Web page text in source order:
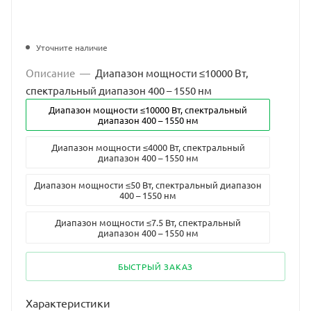
Уточните наличие
Описание — Диапазон мощности ≤10000 Вт,
спектральный диапазон 400 – 1550 нм
Диапазон мощности ≤10000 Вт, спектральный
диапазон 400 – 1550 нм
Диапазон мощности ≤4000 Вт, спектральный
диапазон 400 – 1550 нм
Диапазон мощности ≤50 Вт, спектральный диапазон
400 – 1550 нм
Диапазон мощности ≤7.5 Вт, спектральный
диапазон 400 – 1550 нм
БЫСТРЫЙ ЗАКАЗ
Характеристики